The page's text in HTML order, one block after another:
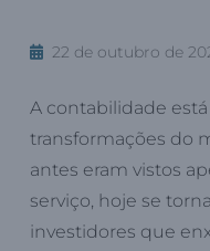
22 de outubro de
A contabilidade
transformações do
antes eram vistos
serviço, hoje se
investidores que